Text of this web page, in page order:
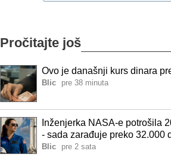
Pročitajte još
Ovo je današnji kurs dinara
Blic pre 38 minuta
Inženjerka NASA-e potrošila
- sada zarađuje preko 32.000
Blic pre 2 sata